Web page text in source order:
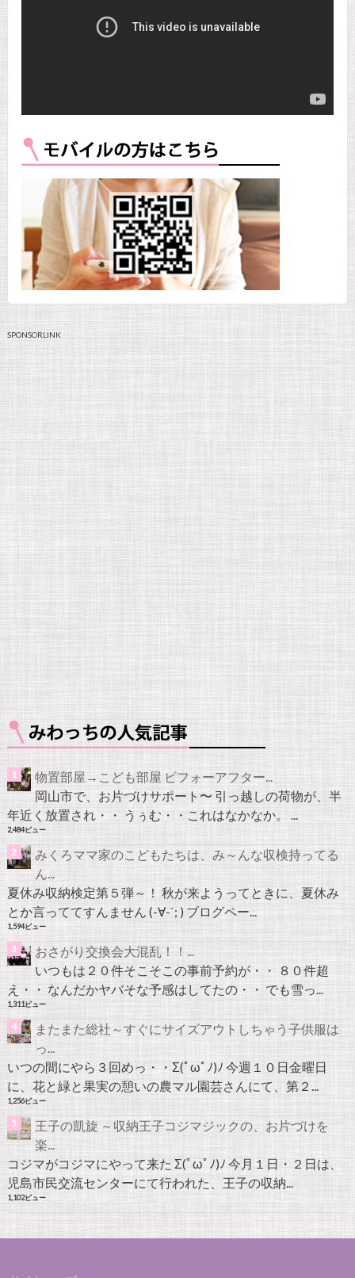
SPONSORLINK
物置部屋→こども部屋 ビフォーアフター...
岡山市で、お片づけサポート〜 引っ越しの荷物が、半
年近く放置され・・ うぅむ・・これはなかなか。 ...
2,484ビュー
みくろママ家のこどもたちは、み～んな収検持ってる
ん...
夏休み収納検定第５弾～！ 秋が来ようってときに、夏休み
とか言っててすんません (-∀-`; ) ブログペー...
1,594ビュー
おさがり交換会大混乱！！...
いつもは２０件そこそこの事前予約が・・ ８０件超
え・・ なんだかヤバそな予感はしてたの・・ でも雪っ...
1,311ビュー
またまた総社～すぐにサイズアウトしちゃう子供服は
っ...
いつの間にやら３回めっ・・Σ(ﾟωﾟﾉ)ﾉ 今週１０日金曜日
に、花と緑と果実の憩いの農マル園芸さんにて、第２...
1,256ビュー
王子の凱旋 ～収納王子コジマジックの、お片づけを
楽...
コジマがコジマにやって来た Σ(ﾟωﾟﾉ)ﾉ 今月１日・２日は、
児島市民交流センターにて行われた、王子の収納...
1,102ビュー